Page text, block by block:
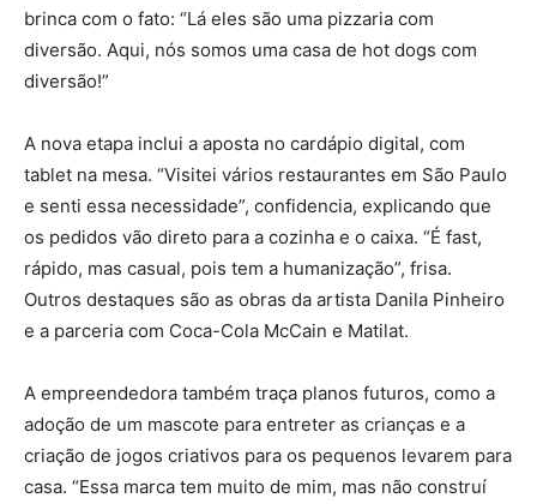
brinca com o fato: “Lá eles são uma pizzaria com
diversão. Aqui, nós somos uma casa de hot dogs com
diversão!”
A nova etapa inclui a aposta no cardápio digital, com
tablet na mesa. “Visitei vários restaurantes em São Paulo
e senti essa necessidade”, confidencia, explicando que
os pedidos vão direto para a cozinha e o caixa. “É fast,
rápido, mas casual, pois tem a humanização”, frisa.
Outros destaques são as obras da artista Danila Pinheiro
e a parceria com Coca-Cola McCain e Matilat.
A empreendedora também traça planos futuros, como a
adoção de um mascote para entreter as crianças e a
criação de jogos criativos para os pequenos levarem para
casa. “Essa marca tem muito de mim, mas não construí